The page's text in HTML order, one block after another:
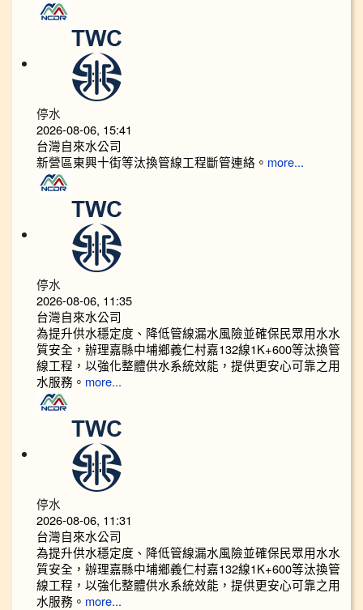
停水
2026-08-06, 15:41
台灣自來水公司
新營區東興十街等汰換管線工程斷管連絡。 more...
停水
2026-08-06, 11:35
台灣自來水公司
為提升供水穩定度、降低管線漏水風險並確保民眾用水水
質安全，辦理嘉縣中埔鄉義仁村嘉132線1K+600等汰換管
線工程，以強化整體供水系統效能，提供更安心可靠之用
水服務。 more...
停水
2026-08-06, 11:31
台灣自來水公司
為提升供水穩定度、降低管線漏水風險並確保民眾用水水
質安全，辦理嘉縣中埔鄉義仁村嘉132線1K+600等汰換管
線工程，以強化整體供水系統效能，提供更安心可靠之用
水服務。 more...